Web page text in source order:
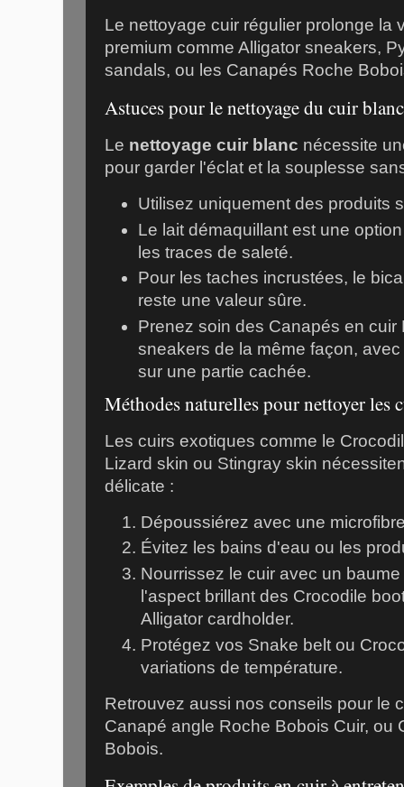
Le nettoyage cuir régulier prolonge la
premium comme Alligator sneakers,
sandals, ou les Canapés Roche
Astuces pour le nettoyage du cuir blanc
Le nettoyage cuir blanc nécessite
pour garder l'éclat et la souplesse
Utilisez uniquement des produits
Le lait démaquillant est une
les traces de saleté.
Pour les taches incrustées, le
reste une valeur sûre.
Prenez soin des Canapés en cuir
sneakers de la même façon,
sur une partie cachée.
Méthodes naturelles pour nettoyer les
Les cuirs exotiques comme le
Lizard skin ou Stingray skin
délicate :
Dépoussiérez avec une
Évitez les bains d'eau ou les
Nourrissez le cuir avec un
l'aspect brillant des Crocodile
Alligator cardholder.
Protégez vos Snake belt ou
variations de température.
Retrouvez aussi nos conseils pour le
Canapé angle Roche Bobois Cuir, ou
Bobois.